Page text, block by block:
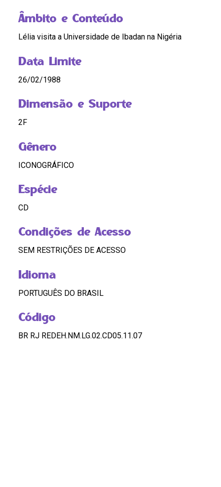
Âmbito e Conteúdo
Lélia visita a Universidade de Ibadan na Nigéria
Data Limite
26/02/1988
Dimensão e Suporte
2F
Gênero
ICONOGRÁFICO
Espécie
CD
Condições de Acesso
SEM RESTRIÇÕES DE ACESSO
Idioma
PORTUGUÊS DO BRASIL
Código
BR RJ REDEH.NM.LG.02.CD05.11.07